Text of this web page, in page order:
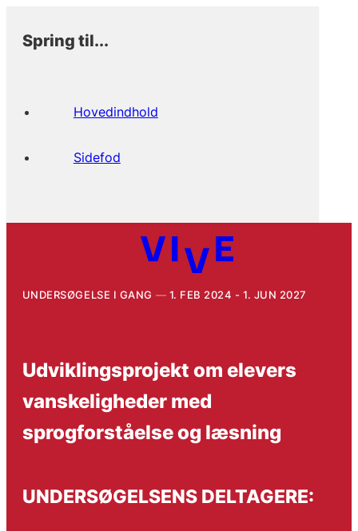
Spring til...
Hovedindhold
Sidefod
UNDERSØGELSE I GANG 1. FEB 2024 - 1. JUN 2027
Udviklingsprojekt om elevers
vanskeligheder med
sprogforståelse og læsning
UNDERSØGELSENS DELTAGERE: